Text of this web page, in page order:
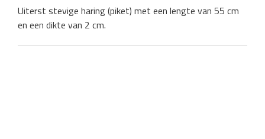
Uiterst stevige haring (piket) met een lengte van 55 cm
en een dikte van 2 cm.